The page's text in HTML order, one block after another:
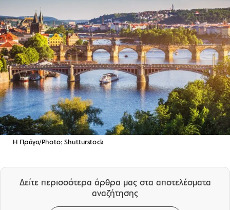
Η Πράγα/Photo: Shutturstock
Δείτε περισσότερα άρθρα μας στα αποτελέσματα
αναζήτησης